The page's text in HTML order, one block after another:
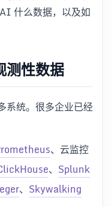
什么数据，以及如
测性数据
系统。很多企业已经
、云监控
、 Splunk
、 Skywalking